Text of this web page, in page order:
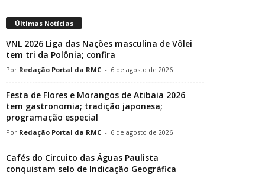
Últimas Notícias
VNL 2026 Liga das Nações masculina de Vôlei
tem tri da Polônia; confira
Redação Portal da RMC - 6 de agosto de 2026
Festa de Flores e Morangos de Atibaia 2026
tem gastronomia; tradição japonesa;
programação especial
Redação Portal da RMC - 6 de agosto de 2026
Cafés do Circuito das Águas Paulista
conquistam selo de Indicação Geográfica